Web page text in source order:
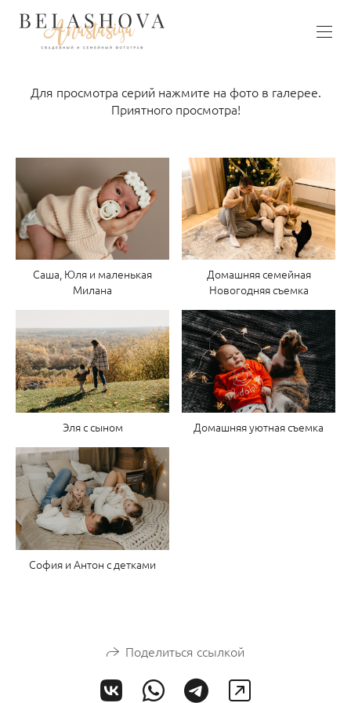
Для просмотра серий нажмите на фото в галерее.
Приятного просмотра!
Саша, Юля и маленькая
Милана
Домашняя семейная
Новогодняя съемка
Эля с сыном Домашняя уютная съемка
София и Антон с детками
Поделиться ссылкой